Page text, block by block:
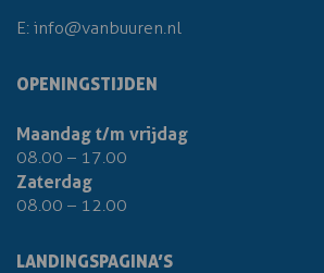
E: info@vanbuuren.nl
OPENINGSTIJDEN
Maandag t/m vrijdag
08.00 – 17.00
Zaterdag
08.00 – 12.00
LANDINGSPAGINA’S